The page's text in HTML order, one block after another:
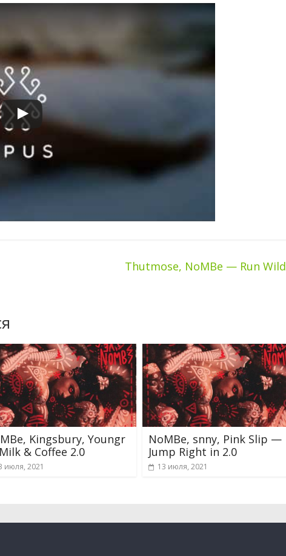
Thutmose, NoMBe — Run Wild
Kingsbury, Youngr
& Coffee 2.0
июля, 2021
NoMBe, snny, Pink Slip —
Jump Right in 2.0
13 июля, 2021